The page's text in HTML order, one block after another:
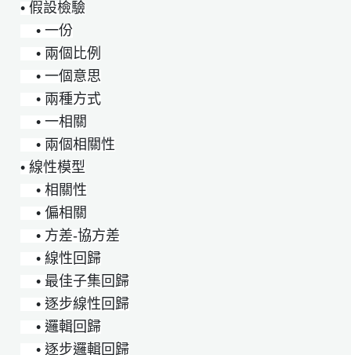
• 假設檢驗
• 一份
• 兩個比例
• 一個意思
• 兩種方式
• 一相關
• 兩個相關性
• 線性模型
• 相關性
• 偏相關
• 方差-協方差
• 線性回歸
• 最佳子集回歸
• 逐步線性回歸
• 邏輯回歸
• 逐步邏輯回歸